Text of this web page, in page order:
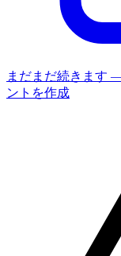
まだまだ続きます
ントを作成